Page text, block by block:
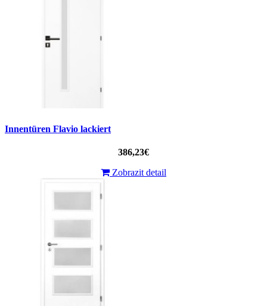
Innentüren Flavio lackiert
386,23€
Zobrazit detail